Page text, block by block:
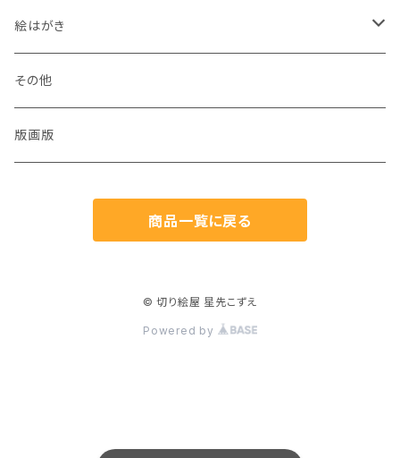
絵はがき
犬
猫
その他
版画版
商品一覧に戻る
© 切り絵屋 星先こずえ
Powered by